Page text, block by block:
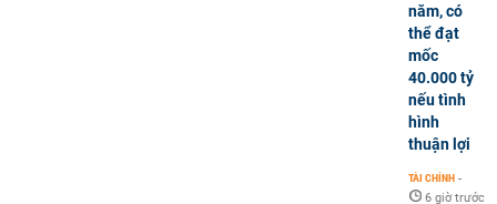
năm, có
thể đạt
mốc
40.000 tỷ
nếu tình
hình
thuận lợi
TÀI CHÍNH -
6 giờ trước